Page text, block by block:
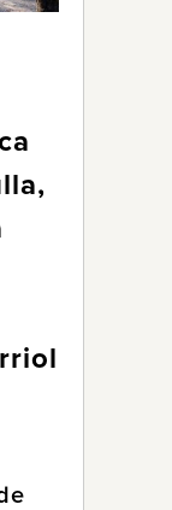
Som